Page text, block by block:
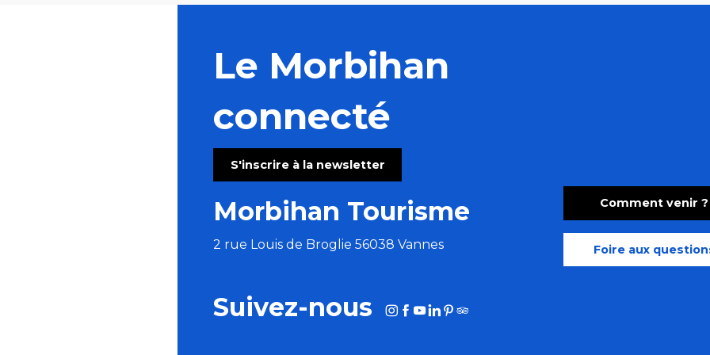
Le Morbihan
connecté
S'inscrire à la newsletter
Morbihan Tourisme
2 rue Louis de Broglie 56038 Vannes
Comment venir ?
Foire aux
Suivez-nous